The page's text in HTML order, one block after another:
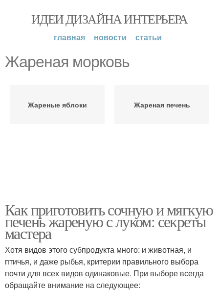
ИДЕИ ДИЗАЙНА ИНТЕРЬЕРА
главная новости статьи
Жареная морковь
Жареные яблоки Жареная печень
Как приготовить сочную и мягкую
печень жареную с луком: секреты
мастера
Хотя видов этого субпродукта много: и животная, и
птичья, и даже рыбья, критерии правильного выбора
почти для всех видов одинаковые. При выборе всегда
обращайте внимание на следующее: